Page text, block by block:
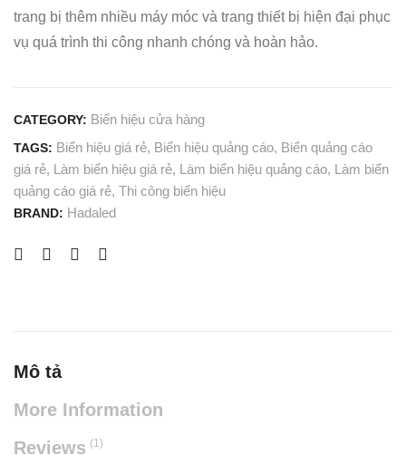
trang bị thêm nhiều máy móc và trang thiết bị hiện đại phục
vụ quá trình thi công nhanh chóng và hoàn hảo.
CATEGORY: Biển hiệu cửa hàng
TAGS: Biển hiệu giá rẻ, Biển hiệu quảng cáo, Biển quảng cáo
giá rẻ, Làm biển hiệu giá rẻ, Làm biển hiệu quảng cáo, Làm biển
quảng cáo giá rẻ, Thi công biển hiệu
BRAND: Hadaled
Mô tả
More Information
Reviews(1)